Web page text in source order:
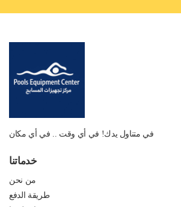
في متناول يدك! في أي وقت .. في أي مكان
خدماتنا
من نحن
طريقة الدفع